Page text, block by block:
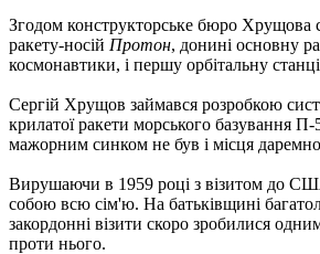
Згодом конструкторське бюро Хрущова
ракету-носій Протон, донині основну
космонавтики, і першу орбітальну
Сергій Хрущов займався розробкою
крилатої ракети морського базування П-
мажорним синком не був і місця
Вирушаючи в 1959 році з візитом до
собою всю сім'ю. На батьківщині
закордонні візити скоро зробилися
проти нього.